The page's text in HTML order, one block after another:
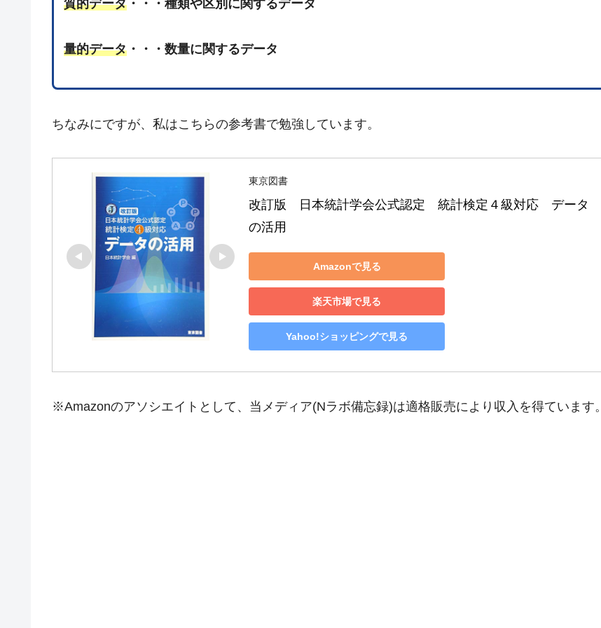
質的データ ・・・種類や区別に関するデータ
量的データ ・・・数量に関するデータ
ちなみにですが、私はこちらの参考書で勉強しています。
東京図書
改訂版　日本統計学会公式認定　統計検定４級対応　データ
の活用
Amazonで見る
楽天市場で見る
Yahoo!ショッピングで見る
※Amazonのアソシエイトとして、当メディア(Nラボ備忘録)は適格販売により収入を得ています。